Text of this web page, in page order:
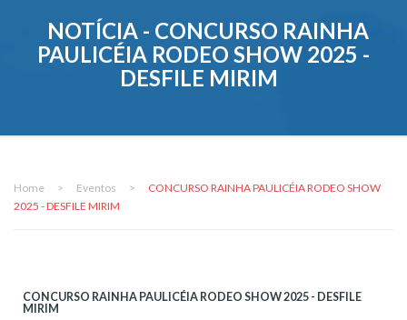
NOTÍCIA - CONCURSO RAINHA
PAULICÉIA RODEO SHOW 2025 -
DESFILE MIRIM
Home > Eventos >
CONCURSO RAINHA PAULICÉIA RODEO SHOW
2025 - DESFILE MIRIM
CONCURSO RAINHA PAULICÉIA RODEO SHOW 2025 - DESFILE
MIRIM